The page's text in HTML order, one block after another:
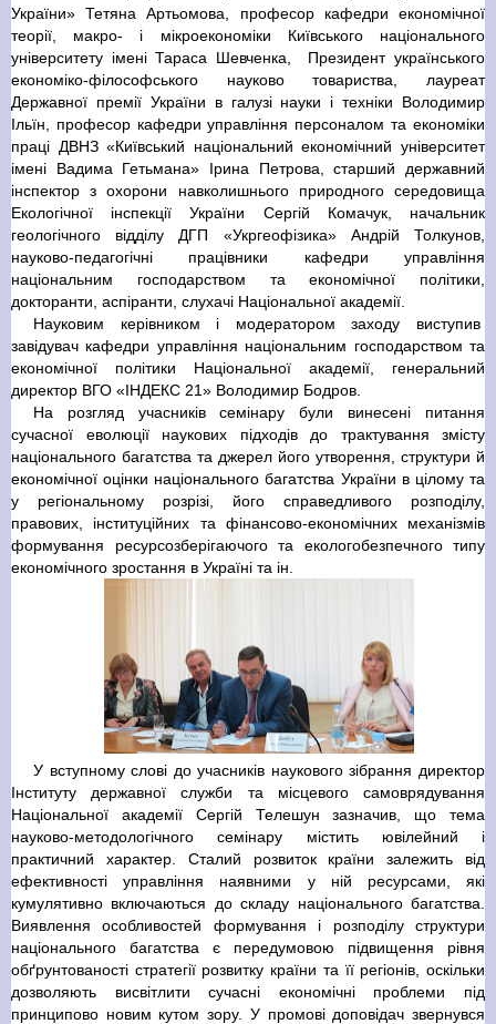
України» Тетяна Артьомова, професор кафедри економічної
теорії, макро- і мікроекономіки Київського національного
університету імені Тараса Шевченка, Президент українського
економіко-філософського науково товариства, лауреат
Державної премії України в галузі науки і техніки Володимир
Ільїн, професор кафедри управління персоналом та економіки
праці ДВНЗ «Київський національний економічний університет
імені Вадима Гетьмана» Ірина Петрова, старший державний
інспектор з охорони навколишнього природного середовища
Екологічної інспекції України Сергій Комачук, начальник
геологічного відділу ДГП «Укргеофізика» Андрій Толкунов,
науково-педагогічні працівники кафедри управління
національним господарством та економічної політики,
докторанти, аспіранти, слухачі Національної академії.
Науковим керівником і модератором заходу виступив
завідувач кафедри управління національним господарством та
економічної політики Національної академії, генеральний
директор ВГО «ІНДЕКС 21» Володимир Бодров.
На розгляд учасників семінару були винесені питання
сучасної еволюції наукових підходів до трактування змісту
національного багатства та джерел його утворення, структури й
економічної оцінки національного багатства України в цілому та
у регіональному розрізі, його справедливого розподілу,
правових, інституційних та фінансово-економічних механізмів
формування ресурсозберігаючого та екологобезпечного типу
економічного зростання в Україні та ін.
У вступному слові до учасників наукового зібрання директор
Інституту державної служби та місцевого самоврядування
Національної академії Сергій Телешун зазначив, що тема
науково-методологічного семінару містить ювілейний і
практичний характер. Сталий розвиток країни залежить від
ефективності управління наявними у ній ресурсами, які
кумулятивно включаються до складу національного багатства.
Виявлення особливостей формування і розподілу структури
національного багатства є передумовою підвищення рівня
обґрунтованості стратегії розвитку країни та її регіонів, оскільки
дозволяють висвітлити сучасні економічні проблеми під
принципово новим кутом зору. У промові доповідач звернувся